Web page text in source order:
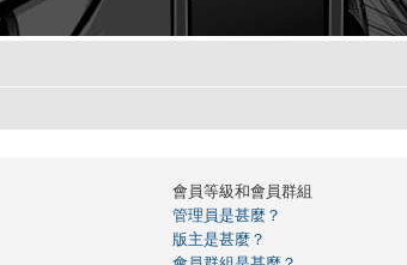
會員等級和會員群組
管理員是甚麼？
版主是甚麼？